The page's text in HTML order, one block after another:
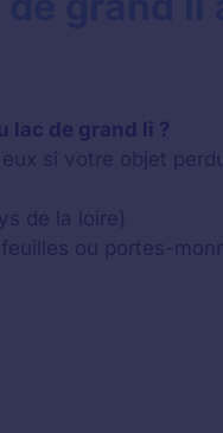
lac de grand li ?
si votre objet
de la loire)
ou portes-